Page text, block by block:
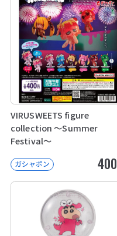
VIRUSWEETS figure
collection ～Summer
Festival～
ガシャポン 400